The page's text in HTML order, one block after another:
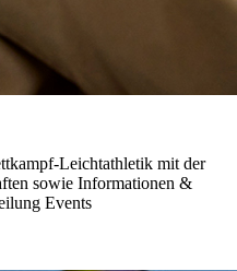
Leichtathletik mit der
sowie Informationen &
Events